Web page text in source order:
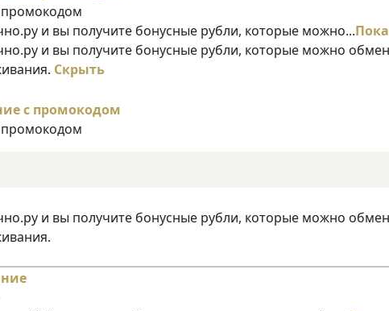
промокодом
и вы получите бонусные рубли, которые можно...
и вы получите бонусные рубли, которые можно
Скрыть
промокодом
и вы получите бонусные рубли, которые можно